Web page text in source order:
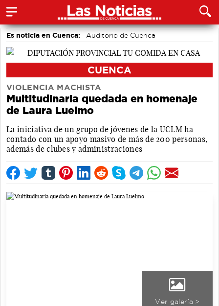
Es noticia en Cuenca: Auditorio de Cuenca
CUENCA
VIOLENCIA MACHISTA
Multitudinaria quedada en homenaje
de Laura Luelmo
La iniciativa de un grupo de jóvenes de la UCLM ha
contado con un apoyo masivo de más de 200 personas,
además de clubes y administraciones
Ver galería >